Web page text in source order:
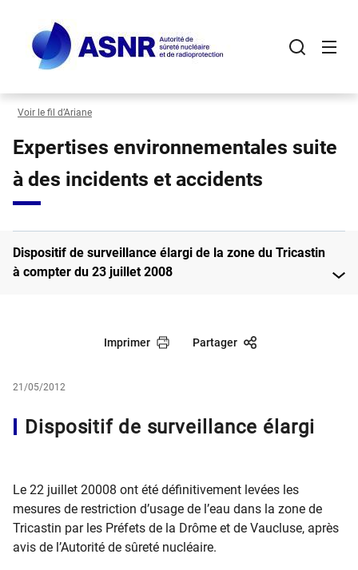
contenu
principal
Voir le fil d’Ariane
Expertises environnementales suite
à des incidents et accidents
Dispositif de surveillance élargi de la zone du Tricastin
à compter du 23 juillet 2008
Imprimer Partager
21/05/2012
Dispositif de surveillance élargi
Le 22 juillet 20008 ont été définitivement levées les
mesures de restriction d’usage de l’eau dans la zone de
Tricastin par les Préfets de la Drôme et de Vaucluse, après
avis de l’Autorité de sûreté nucléaire.